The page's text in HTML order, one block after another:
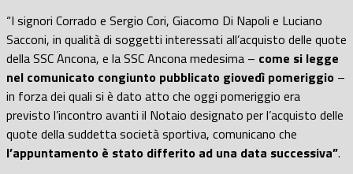
“I signori Corrado e Sergio Cori, Giacomo Di Napoli e Luciano
Sacconi, in qualità di soggetti interessati all’acquisto delle quote
della SSC Ancona, e la SSC Ancona medesima – come si legge
nel comunicato congiunto pubblicato giovedì pomeriggio –
in forza dei quali si è dato atto che oggi pomeriggio era
previsto l’incontro avanti il Notaio designato per l’acquisto delle
quote della suddetta società sportiva, comunicano che
l’appuntamento è stato differito ad una data successiva”.